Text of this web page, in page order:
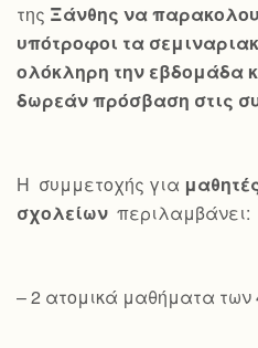
της Ξάνθης να
υπότροφοι τα
ολόκληρη την εβδομάδα
δωρεάν πρόσβαση στις
Η συμμετοχής για
σχολείων περιλαμβάνει:
– 2 ατομικά μαθήματα των